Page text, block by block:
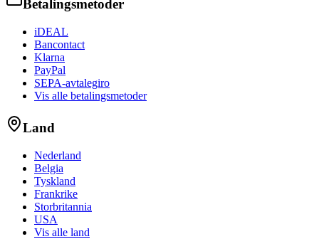
Betalingsmetoder
iDEAL
Bancontact
Klarna
PayPal
SEPA-avtalegiro
Vis alle betalingsmetoder
Land
Nederland
Belgia
Tyskland
Frankrike
Storbritannia
USA
Vis alle land